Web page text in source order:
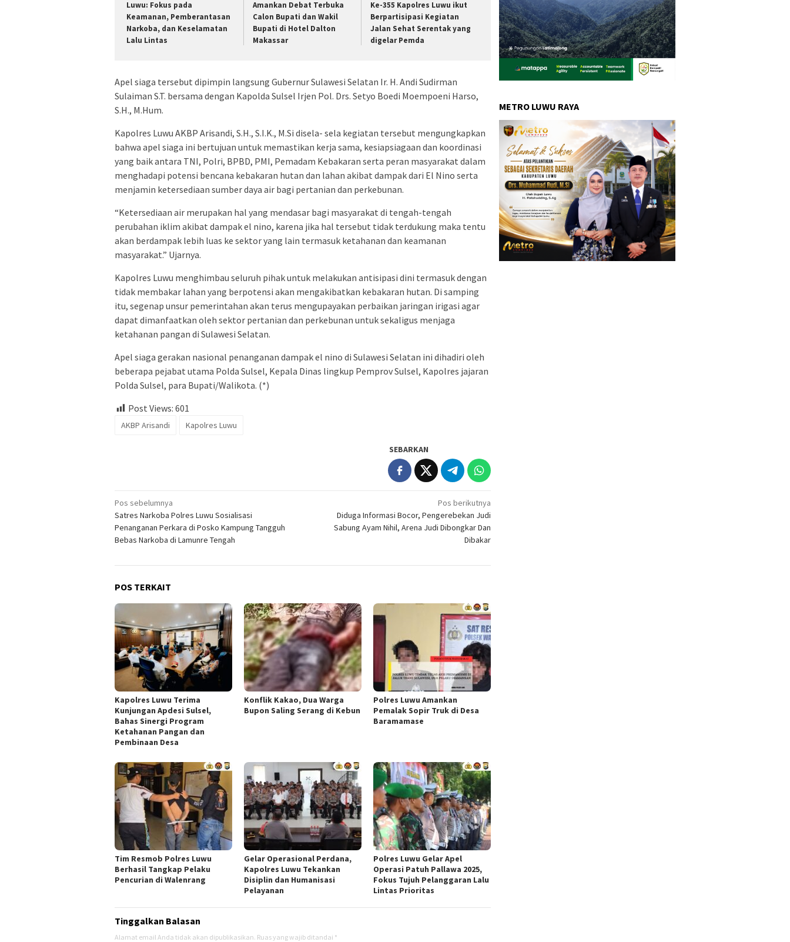
Luwu: Fokus pada
Keamanan, Pemberantasan
Narkoba, dan Keselamatan
Lalu Lintas
Amankan Debat Terbuka
Calon Bupati dan Wakil
Bupati di Hotel Dalton
Makassar
Ke-355 Kapolres Luwu ikut
Berpartisipasi Kegiatan
Jalan Sehat Serentak yang
digelar Pemda
Apel siaga tersebut dipimpin langsung Gubernur Sulawesi Selatan Ir. H. Andi Sudirman
Sulaiman S.T. bersama dengan Kapolda Sulsel Irjen Pol. Drs. Setyo Boedi Moempoeni Harso,
S.H., M.Hum.
Kapolres Luwu AKBP Arisandi, S.H., S.I.K., M.Si disela- sela kegiatan tersebut mengungkapkan
bahwa apel siaga ini bertujuan untuk memastikan kerja sama, kesiapsiagaan dan koordinasi
yang baik antara TNI, Polri, BPBD, PMI, Pemadam Kebakaran serta peran masyarakat dalam
menghadapi potensi bencana kebakaran hutan dan lahan akibat dampak dari El Nino serta
menjamin ketersediaan sumber daya air bagi pertanian dan perkebunan.
“Ketersediaan air merupakan hal yang mendasar bagi masyarakat di tengah-tengah
perubahan iklim akibat dampak el nino, karena jika hal tersebut tidak terdukung maka tentu
akan berdampak lebih luas ke sektor yang lain termasuk ketahanan dan keamanan
masyarakat.” Ujarnya.
Kapolres Luwu menghimbau seluruh pihak untuk melakukan antisipasi dini termasuk dengan
tidak membakar lahan yang berpotensi akan mengakibatkan kebakaran hutan. Di samping
itu, segenap unsur pemerintahan akan terus mengupayakan perbaikan jaringan irigasi agar
dapat dimanfaatkan oleh sektor pertanian dan perkebunan untuk sekaligus menjaga
ketahanan pangan di Sulawesi Selatan.
Apel siaga gerakan nasional penanganan dampak el nino di Sulawesi Selatan ini dihadiri oleh
beberapa pejabat utama Polda Sulsel, Kepala Dinas lingkup Pemprov Sulsel, Kapolres jajaran
Polda Sulsel, para Bupati/Walikota. (*)
Post Views: 601
AKBP Arisandi Kapolres Luwu
SEBARKAN
Navigasi
pos
Pos sebelumnya
Satres Narkoba Polres Luwu Sosialisasi
Penanganan Perkara di Posko Kampung Tangguh
Bebas Narkoba di Lamunre Tengah
Pos berikutnya
Diduga Informasi Bocor, Pengerebekan Judi
Sabung Ayam Nihil, Arena Judi Dibongkar Dan
Dibakar
POS TERKAIT
Kapolres Luwu Terima
Kunjungan Apdesi Sulsel,
Bahas Sinergi Program
Ketahanan Pangan dan
Pembinaan Desa
Konflik Kakao, Dua Warga
Bupon Saling Serang di Kebun
Polres Luwu Amankan
Pemalak Sopir Truk di Desa
Baramamase
Tim Resmob Polres Luwu
Berhasil Tangkap Pelaku
Pencurian di Walenrang
Gelar Operasional Perdana,
Kapolres Luwu Tekankan
Disiplin dan Humanisasi
Pelayanan
Polres Luwu Gelar Apel
Operasi Patuh Pallawa 2025,
Fokus Tujuh Pelanggaran Lalu
Lintas Prioritas
Tinggalkan Balasan
Alamat email Anda tidak akan dipublikasikan. Ruas yang wajib ditandai *
METRO LUWU RAYA